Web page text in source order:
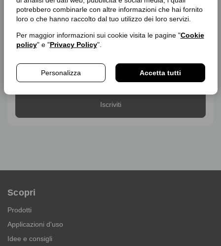
potrebbero combinarle con altre informazioni che hai fornito
loro o che hanno raccolto dal tuo utilizzo dei loro servizi.
Per maggior informazioni sui cookie visita le pagine "Cookie
policy" e "Privacy Policy".
Personalizza Accetta tutti
Iscrizione
alla
newsletter
Email
Ho letto e accetto l'informativa sullaprivacy .
Scopri
Prodotti
Applicazioni d'uso
Idee e consigli